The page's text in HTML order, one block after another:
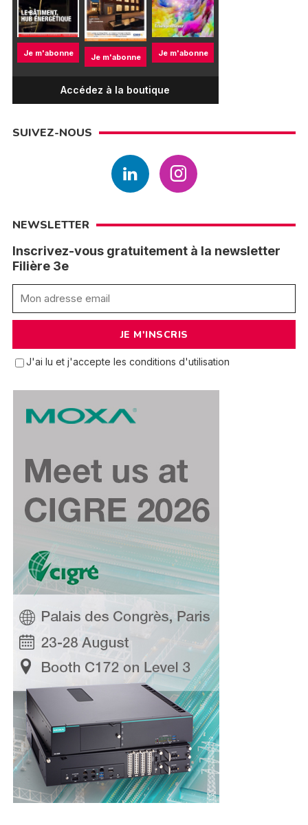
Je m'abonne Je m'abonne Je m'abonne
Accédez à la boutique
SUIVEZ-NOUS
NEWSLETTER
Inscrivez-vous gratuitement à la newsletter
Filière 3e
J'ai lu et j'accepte les conditions d'utilisation